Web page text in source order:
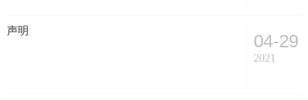
关键时刻。为认真落实省委省政府、市委市政府有关疫
声明
04-29
2021